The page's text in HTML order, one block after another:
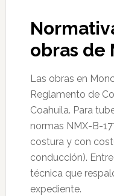
obras de
Las obras en
Reglamento de
Coahuila. Para
normas NMX-B-
costura y con
conducción).
técnica que
expediente.